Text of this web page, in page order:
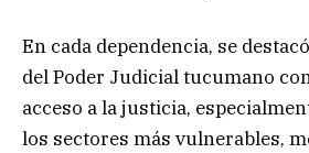
En cada dependencia, se
del Poder Judicial tucumano
acceso a la justicia,
los sectores más vulnerables,